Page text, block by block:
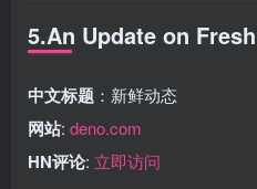
5.An Update on Fresh
中文标题 ：新鲜动态
网站: deno.com
HN评论: 立即访问